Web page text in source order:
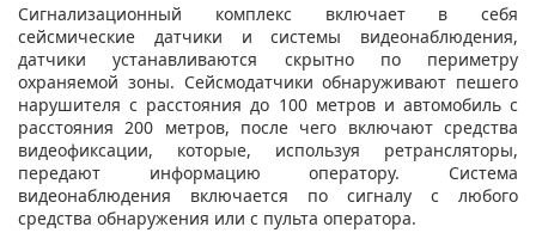
Сигнализационный комплекс включает в себя
сейсмические датчики и системы видеонаблюдения,
датчики устанавливаются скрытно по периметру
охраняемой зоны. Сейсмодатчики обнаруживают пешего
нарушителя с расстояния до 100 метров и автомобиль с
расстояния 200 метров, после чего включают средства
видеофиксации, которые, используя ретрансляторы,
передают информацию оператору. Система
видеонаблюдения включается по сигналу с любого
средства обнаружения или с пульта оператора.